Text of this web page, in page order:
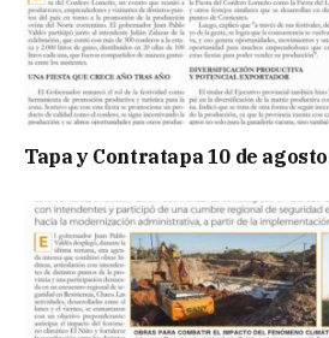
Tapa y Contratapa 10 de